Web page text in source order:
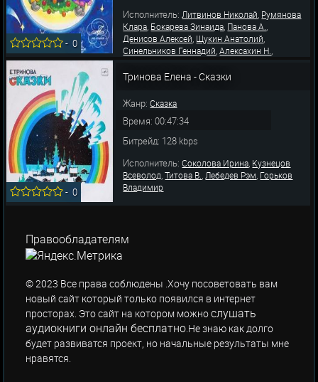
-0
Исполнитель:Литвинов Николай, Румянова
Клара, Бокарева Зинаида, Панова А. ,
Денисов Алексей, Щукин Анатолий,
Синельников Геннадий,Алексахин Н. ,
Гжельский Н.,Тарасова Ольга
Ивани
-0
Тринова Елена - Сказки
Жанр:Сказка
Время: 00:47:34
Битрейд: 128 kbps
Исполнитель:Соколова Ирина, Кузнецов
Всеволод,Титова В.,Лебедев Рэм, Горьков
Владимир
Правообладателям
© 2023 Все права соблюдены .Хочу посоветовать вам
новый сайт который только появился в интернет
просторах. Это сайт на котором можнослушать
аудиокниги онлайн бесплатно.Не знаю как долго
будет развиватся проект, но начальные результаты мне
нравятся.